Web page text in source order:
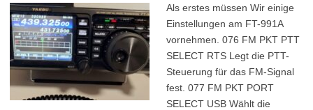
Als erstes müssen Wir einige
Einstellungen am FT-991A
vornehmen. 076 FM PKT PTT
SELECT RTS Legt die PTT-
Steuerung für das FM-Signal
fest. 077 FM PKT PORT
SELECT USB Wählt die